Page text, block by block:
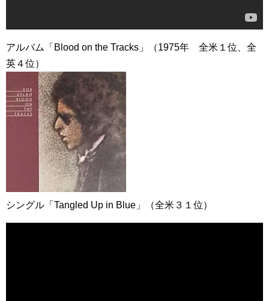
アルバム「Blood on the Tracks」（1975年 全米１位、全
英４位）
シングル「Tangled Up in Blue」（全米３１位）